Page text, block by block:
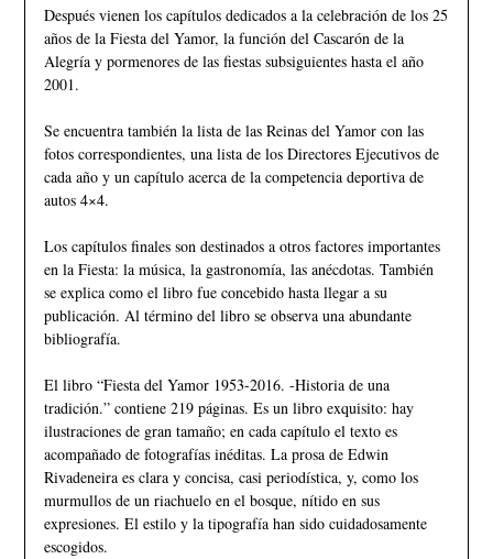
Después vienen los capítulos dedicados a la celebración de los 25
años de la Fiesta del Yamor, la función del Cascarón de la
Alegría y pormenores de las fiestas subsiguientes hasta el año
2001.
Se encuentra también la lista de las Reinas del Yamor con las
fotos correspondientes, una lista de los Directores Ejecutivos de
cada año y un capítulo acerca de la competencia deportiva de
autos 4×4.
Los capítulos finales son destinados a otros factores importantes
en la Fiesta: la música, la gastronomía, las anécdotas. También
se explica como el libro fue concebido hasta llegar a su
publicación. Al término del libro se observa una abundante
bibliografía.
El libro “Fiesta del Yamor 1953-2016. -Historia de una
tradición.” contiene 219 páginas. Es un libro exquisito: hay
ilustraciones de gran tamaño; en cada capítulo el texto es
acompañado de fotografías inéditas. La prosa de Edwin
Rivadeneira es clara y concisa, casi periodística, y, como los
murmullos de un riachuelo en el bosque, nítido en sus
expresiones. El estilo y la tipografía han sido cuidadosamente
escogidos.